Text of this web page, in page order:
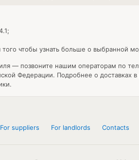
чтобы узнать больше о выбранной
— позвоните нашим операторам по
Федерации. Подробнее о доставках
For suppliers For landlords Contacts